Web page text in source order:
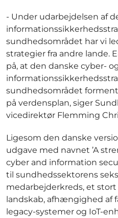
- Under udarbejdelsen af
sundhedsområdet har vi
strategier fra andre lande.
på, at den danske cyber-
sundhedsområdet
på verdensplan, siger
vicedirektør Flemming
Ligesom den danske
udgave med navnet ’A
cyber and information
til sundhedssektorens
medarbejderkreds, et
landskab, afhængighed af
legacy-systemer og IoT-